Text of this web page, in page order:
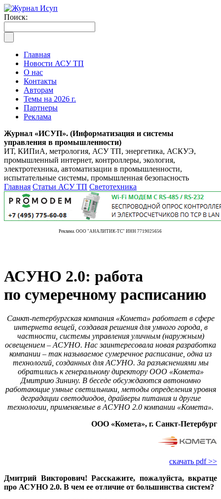
Поиск:
Главная
Новости АСУ ТП
О нас
Контакты
Авторам
Темы на 2026 г.
Партнеры
Реклама
Журнал «ИСУП». (Информатизация и системы
управления в промышленности)
ИТ, КИПиА, метрология, АСУ ТП, энергетика, АСКУЭ,
промышленный интернет, контроллеры, экология,
электротехника, автоматизации в промышленности,
испытательные системы, промышленная безопасность
Главная Статьи АСУ ТП Светотехника
Реклама. ООО "АНАЛИТИК-ТС" ИНН 7719025656
АСУНО 2.0: работа
по сумеречному расписанию
Санкт-петербургская компания «Комета» работает в сфере
интернета вещей, создавая решения для умного города, в
частности, системы управления уличным (наружным)
освещением – АСУНО. Нас заинтересовала новая разработка
компании – так называемое сумеречное расписание, одна из
технологий, созданных для АСУНО. За разъяснениями мы
обратились к генеральному директору ООО «Комета»
Дмитрию Зинину. В беседе обсуждаются автономно
работающие умные светильники, методы определения уровня
деградации светодиодов, драйверы питания и другие
технологии, применяемые в АСУНО 2.0 компании «Комета».
ООО «Комета», г. Санкт-Петербург
скачать pdf >>
Дмитрий Викторович! Расскажите, пожалуйста, вкратце
про АСУНО 2.0. В чем ее отличие от большинства систем?